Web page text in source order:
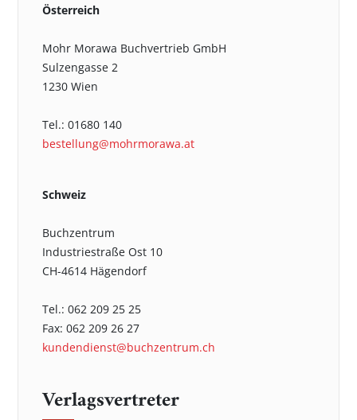
Österreich
Mohr Morawa Buchvertrieb GmbH
Sulzengasse 2
1230 Wien
Tel.: 01680 140
bestellung@mohrmorawa.at
Schweiz
Buchzentrum
Industriestraße Ost 10
CH-4614 Hägendorf
Tel.: 062 209 25 25
Fax: 062 209 26 27
kundendienst@buchzentrum.ch
Verlagsvertreter